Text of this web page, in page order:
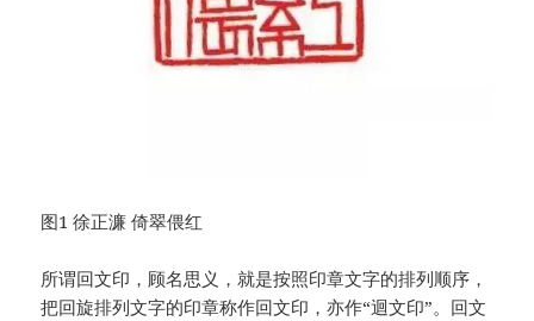
图1 徐正濂 倚翠偎红
所谓回文印，顾名思义，就是按照印章文字的排列顺序，
把回旋排列文字的印章称作回文印，亦作“迴文印”。回文